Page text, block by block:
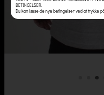
BETINGELSER.
Du kan læse de nye betingelser ved at trykke